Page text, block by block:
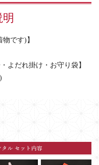
です)】
よだれ掛け・お守り袋】